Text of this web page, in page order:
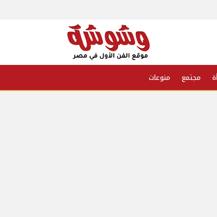
مجتمع منوعات